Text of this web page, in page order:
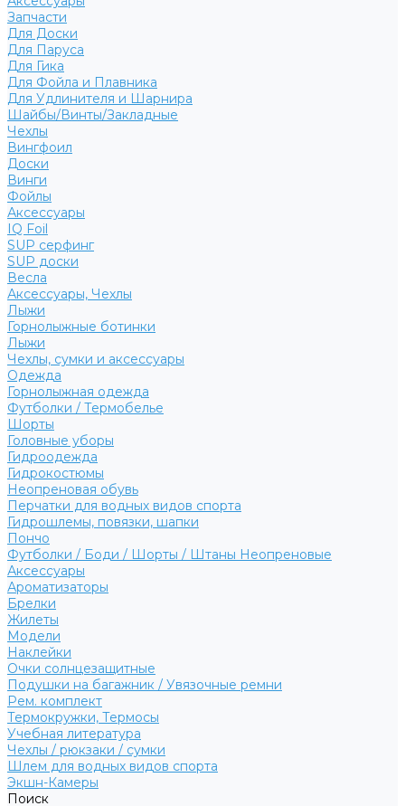
Запчасти
Для Доски
Для Паруса
Для Гика
Для Фойла и Плавника
Для Удлинителя и Шарнира
Шайбы/Винты/Закладные
Чехлы
Вингфоил
Доски
Винги
Фойлы
Аксессуары
IQ Foil
SUP серфинг
SUP доски
Весла
Аксессуары, Чехлы
Лыжи
Горнолыжные ботинки
Лыжи
Чехлы, сумки и аксессуары
Одежда
Горнолыжная одежда
Футболки / Термобелье
Шорты
Головные уборы
Гидроодежда
Гидрокостюмы
Неопреновая обувь
Перчатки для водных видов спорта
Гидрошлемы, повязки, шапки
Пончо
Футболки / Боди / Шорты / Штаны Неопреновые
Аксессуары
Ароматизаторы
Брелки
Жилеты
Модели
Наклейки
Очки солнцезащитные
Подушки на багажник / Увязочные ремни
Рем. комплект
Термокружки, Термосы
Учебная литература
Чехлы / рюкзаки / сумки
Шлем для водных видов спорта
Экшн-Камеры
Поиск